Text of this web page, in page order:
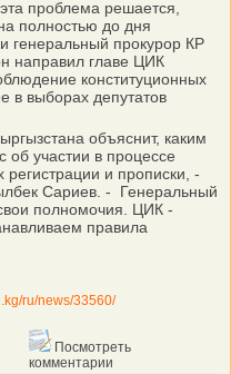
проблема решается,
полностью до дня
генеральный прокурор КР
направил главе ЦИК
конституционных
в выборах депутатов
объяснит, каким
участии в процессе
и прописки, -
Сариев. - Генеральный
полномочия. ЦИК -
правила
ru/news/33560/
Посмотреть
комментарии